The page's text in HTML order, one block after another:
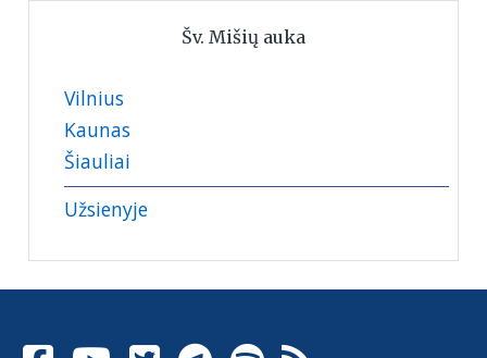
Šv. Mišių auka
Vilnius
Kaunas
Šiauliai
Užsienyje